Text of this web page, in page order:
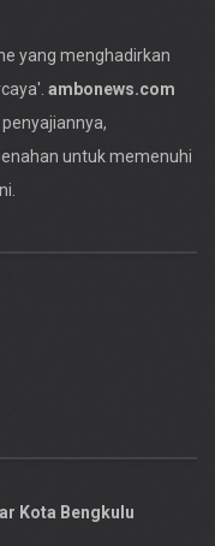
yang menghadirkan
ambonews.com
untuk memenuhi
Kota Bengkulu